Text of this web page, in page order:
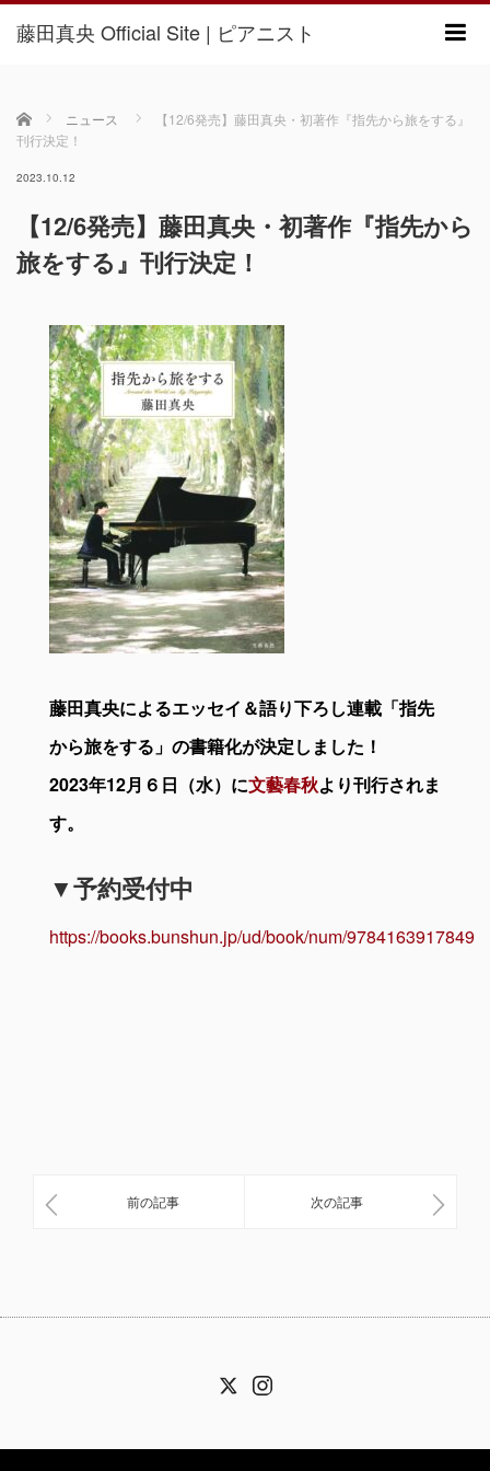
藤田真央 Official Site | ピアニスト
ホーム ニュース
【12/6発売】藤田真央・初著作『指先から旅をする』
刊行決定！
2023.10.12
【12/6発売】藤田真央・初著作『指先から
旅をする』刊行決定！
藤田真央によるエッセイ＆語り下ろし連載「指先
から旅をする」の書籍化が決定しました！
2023年12月６日（水）に文藝春秋より刊行されま
す。
▼予約受付中
https://books.bunshun.jp/ud/book/num/9784163917849
前の記事 次の記事
Twitter